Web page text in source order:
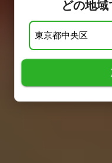
どの地